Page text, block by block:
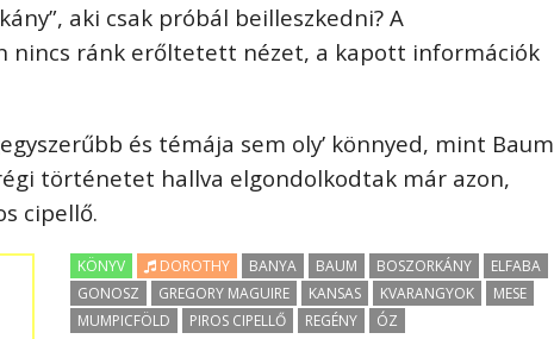
aki csak próbál beilleszkedni? A
nincs ránk erőltetett nézet, a kapott információk
és témája sem oly’ könnyed, mint Baum
történetet hallva elgondolkodtak már azon,
cipellő.
KÖNYV DOROTHY BANYA BAUM BOSZORKÁNY
ELFABA
GONOSZ
GREGORY MAGUIRE KANSAS KVARANGYOK
MESE
MUMPICFÖLD
PIROS CIPELLŐ REGÉNY ÓZ